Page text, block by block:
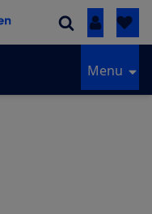
Inloggen
Menu